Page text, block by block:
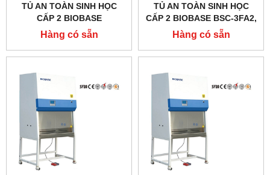
TỦ AN TOÀN SINH HỌC
CẤP 2 BIOBASE
11231BBC86
Hàng có sẵn
TỦ AN TOÀN SINH HỌC
CẤP 2 BIOBASE BSC-3FA2,
EN CERTIFIED
Hàng có sẵn